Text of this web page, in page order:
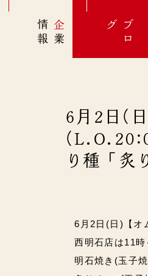
企
業
情
報
ブ
ロ
グ
6月2日(日)【オム
6月2日(
り種「炙
6月2日(日)【オ
西明石店は11
明石焼き(玉子